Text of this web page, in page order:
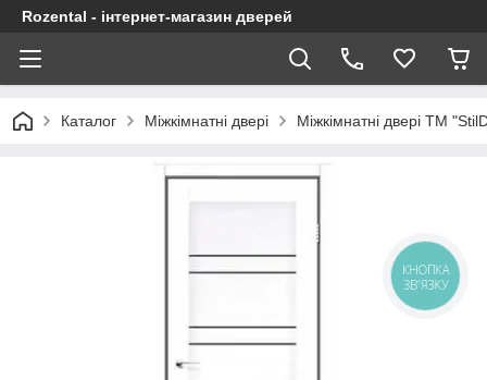
Rozental - інтернет-магазин дверей
Каталог Міжкімнатні двері Міжкімнатні двері ТМ
КНОПКА
ЗВ'ЯЗКУ